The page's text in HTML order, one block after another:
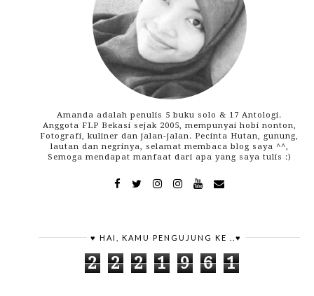
Amanda adalah penulis 5 buku solo & 17 Antologi.
Anggota FLP Bekasi sejak 2005, mempunyai hobi nonton,
Fotografi, kuliner dan jalan-jalan. Pecinta Hutan, gunung,
lautan dan negrinya, selamat membaca blog saya ^^,
Semoga mendapat manfaat dari apa yang saya tulis :)
♥ HAI, KAMU PENGUJUNG KE ..♥
2 2 2 1 9 6 1